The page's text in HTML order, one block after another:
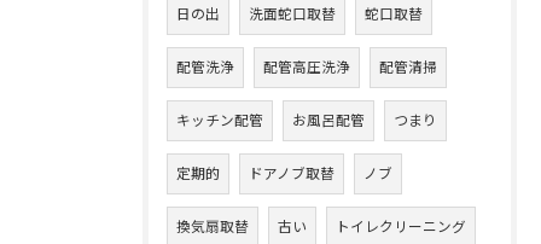
日の出 洗面蛇口取替 蛇口取替
配管洗浄 配管高圧洗浄 配管清掃
キッチン配管 お風呂配管 つまり
定期的 ドアノブ取替 ノブ
換気扇取替 古い トイレクリーニング